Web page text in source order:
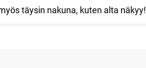
täysin nakuna, kuten alta näkyy!